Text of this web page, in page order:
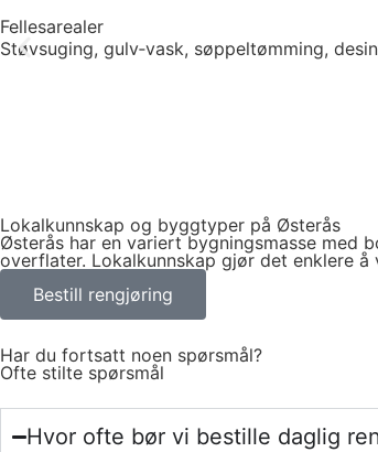
Fellesarealer
Støvsuging, gulv‑vask, søppeltømming,
Lokalkunnskap og byggtyper på Østerås
Østerås har en variert bygningsmasse med
overflater. Lokalkunnskap gjør det enklere
Bestill rengjøring
Har du fortsatt noen spørsmål?
Ofte stilte spørsmål
Hvor ofte bør vi bestille daglig